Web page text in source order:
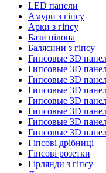
LED панели
Амури з гіпсу
Арки з гіпсу
Бази пілона
Балясини з гіпсу
Гипсовые 3D
Гипсовые 3D
Гипсовые 3D
Гипсовые 3D
Гипсовые 3D
Гипсовые 3D
Гипсовые 3D
Гипсовые 3D
Гіпсові дрібниці
Гіпсові розетки
Гірлянди з гіпсу